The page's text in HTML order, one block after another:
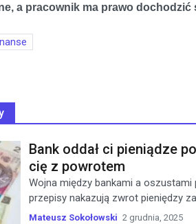
a pracownik ma prawo dochodzić
Bank oddał ci pieniądze
cię z powrotem
Wojna między bankami a
przepisy nakazują zwrot pieniędzy
Mateusz Sokołowski 2 grudnia, 2025